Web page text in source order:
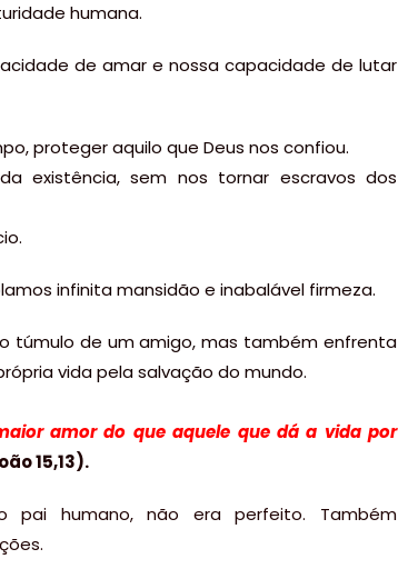
humana.
de amar e nossa capacidade de lutar
proteger aquilo que Deus nos confiou.
existência, sem nos tornar escravos dos
infinita mansidão e inabalável firmeza.
túmulo de um amigo, mas também enfrenta
vida pela salvação do mundo.
amor do que aquele que dá a vida por
15,13).
pai humano, não era perfeito. Também